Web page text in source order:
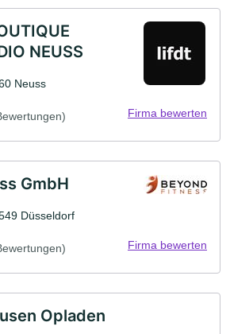
NEUSS
Neuss
Firma bewerten
GmbH
Düsseldorf
Firma bewerten
Opladen